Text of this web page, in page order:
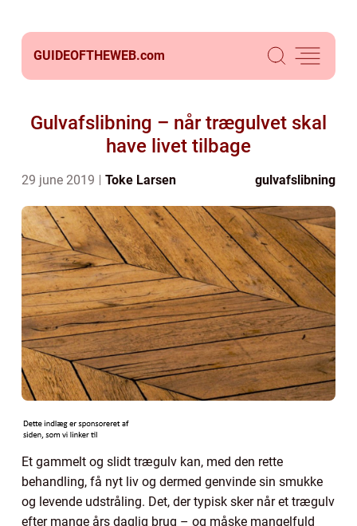
GUIDEOFTHEWEB.com
Gulvafslibning – når trægulvet skal
have livet tilbage
29 june 2019 Toke Larsen gulvafslibning
Et gammelt og slidt trægulv kan, med den rette
behandling, få nyt liv og dermed genvinde sin smukke
og levende udstråling. Det, der typisk sker når et trægulv
efter mange års daglig brug – og måske mangelfuld